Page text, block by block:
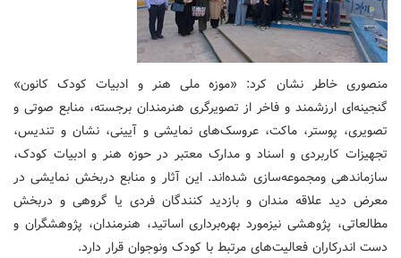
منصوری خاطر نشان کرد: «موزه ملی هنر و ادبیات کودک کانون»
گنجینه‌ای ارزشمند و فاخر از تصویرگری هنرمندان برجسته، منابع صوتی و
تصویری، پوستر، ماکت، عروسک‌های نمایشی و آیینی، نشان و تندیس،
تجهیزات کاربردی و اسناد و مدارک معتبر در حوزه هنر و ادبیات کودک،
سازماندهی ومجموعه‌سازی شده‌اند. این آثار و منابع دربخش نمایشی در
معرض دید علاقه مندان و بازدید کنندگان فردی یا گروهی و دربخش
مطالعاتی، پژوهشی نیزمورد بهره‌برداری اساتید، هنرمندان، پژوهشگران و
دست اندرکاران فعالیت‌های مرتبط با کودک ونوجوان قرار دارد.